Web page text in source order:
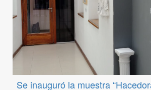
Se inauguró la muestra